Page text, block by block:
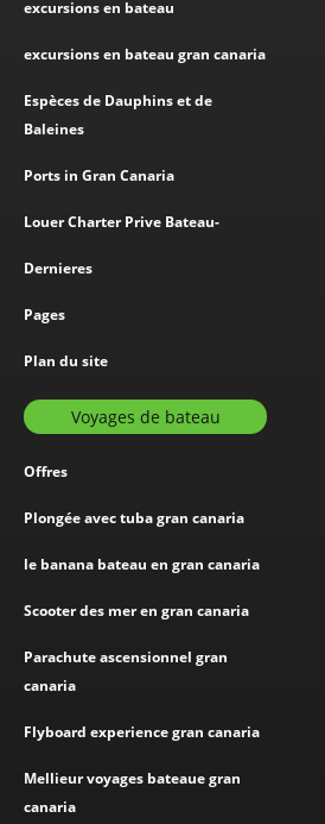
excursions en bateau
excursions en bateau gran canaria
Espèces de Dauphins et de
Baleines
Ports in Gran Canaria
Louer Charter Prive Bateau-
Dernieres
Pages
Plan du site
Voyages de bateau
Offres
Plongée avec tuba gran canaria
le banana bateau en gran canaria
Scooter des mer en gran canaria
Parachute ascensionnel gran
canaria
Flyboard experience gran canaria
Mellieur voyages bateaue gran
canaria